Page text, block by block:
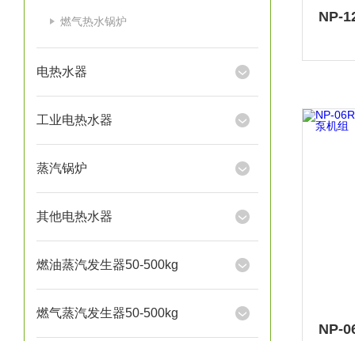
燃气热水锅炉
电热水器
工业电热水器
蒸汽锅炉
其他电热水器
燃油蒸汽发生器50-500kg
燃气蒸汽发生器50-500kg